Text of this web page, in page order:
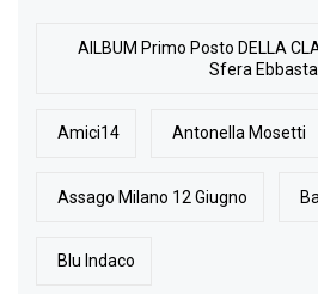
AlLBUM Primo Posto DELLA
Sfera Ebbasta
Amici14 Antonella Mosetti
Assago Milano 12 Giugno
Blu Indaco